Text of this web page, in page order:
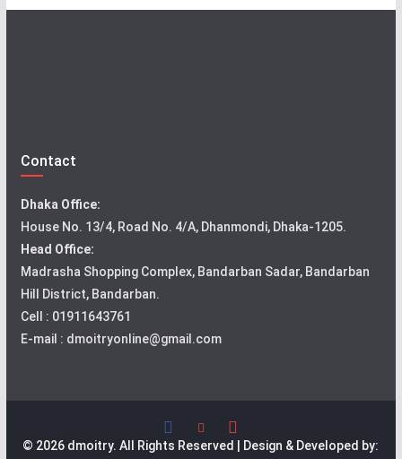
Contact
Dhaka Office:
House No. 13/4, Road No. 4/A, Dhanmondi, Dhaka-1205.
Head Office:
Madrasha Shopping Complex, Bandarban Sadar, Bandarban
Hill District, Bandarban.
Cell : 01911643761
E-mail : dmoitryonline@gmail.com
© 2026 dmoitry. All Rights Reserved | Design & Developed by: